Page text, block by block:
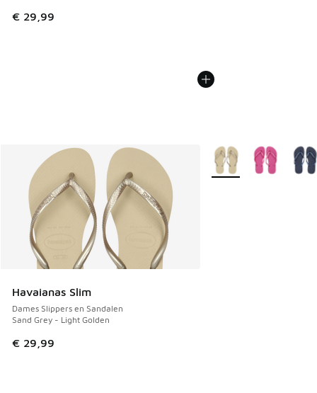
€ 29,99
Havaianas Slim
Dames Slippers en Sandalen
Sand Grey - Light Golden
€ 29,99
Meer kleuren